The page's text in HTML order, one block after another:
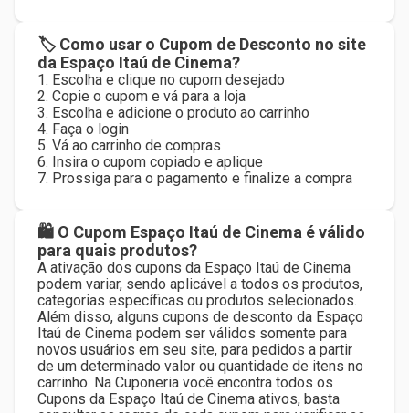
🏷 Como usar o Cupom de Desconto no site
da Espaço Itaú de Cinema?
1. Escolha e clique no cupom desejado
2. Copie o cupom e vá para a loja
3. Escolha e adicione o produto ao carrinho
4. Faça o login
5. Vá ao carrinho de compras
6. Insira o cupom copiado e aplique
7. Prossiga para o pagamento e finalize a compra
🛍 O Cupom Espaço Itaú de Cinema é válido
para quais produtos?
A ativação dos cupons da Espaço Itaú de Cinema
podem variar, sendo aplicável a todos os produtos,
categorias específicas ou produtos selecionados.
Além disso, alguns cupons de desconto da Espaço
Itaú de Cinema podem ser válidos somente para
novos usuários em seu site, para pedidos a partir
de um determinado valor ou quantidade de itens no
carrinho. Na Cuponeria você encontra todos os
Cupons da Espaço Itaú de Cinema ativos, basta